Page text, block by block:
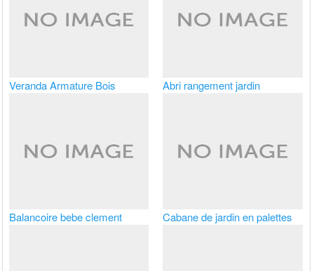
Veranda Armature Bois Abri rangement jardin
Balancoire bebe clement Cabane de jardin en palettes